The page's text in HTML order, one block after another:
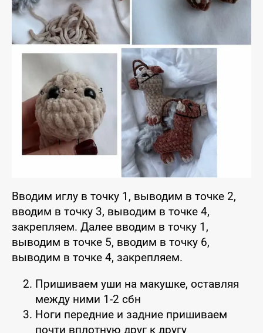
Вводим иглу в точку 1, выводим в точке 2,
вводим в точку 3, выводим в точке 4,
закрепляем. Далее вводим в точку 1,
выводим в точке 5, вводим в точку 6,
выводим в точке 4, закрепляем.
Пришиваем уши на макушке, оставляя
между ними 1-2 сбн
Ноги передние и задние пришиваем
почти вплотную друг к другу